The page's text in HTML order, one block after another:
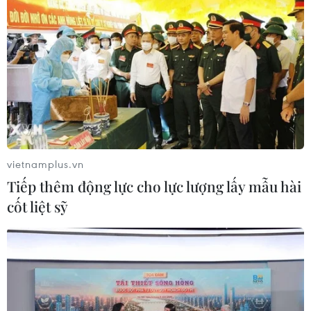
Giá vàng ngày 6/8: Bảng giá tại các
công ty vàng bạc đá quý
06/08/2026 01:54
Giá dầu thô biến động nhẹ khi triển
vọng đàm phán Trung Đông vẫn khó
đoán
06/08/2026 00:26
Giá vàng thế giới tăng mạnh nhất kể
từ tháng Hai
06/08/2026 00:26
vietnamplus.vn
Tiếp thêm động lực cho lực lượng lấy mẫu hài
cốt liệt sỹ